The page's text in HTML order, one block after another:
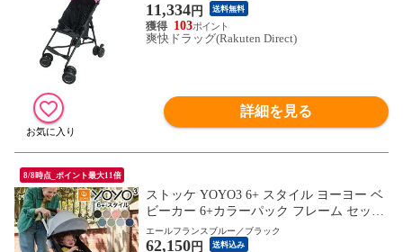
11,334円 送料無料
103
爽快ドラッグ(Rakuten Direct)
詳細を見る
8/8時点_ポイント最大11倍
ストッケ YOYO3 6+ スタイル ヨーヨー ベ
ビーカー 6+カラーパック フレーム セット
STOKKE 新生児 ベビーカー 折りたたみ 機
内持ち込み可能 コンパクト ストローラー
エールフランスブルー／ブラック
62,150円 送料込み